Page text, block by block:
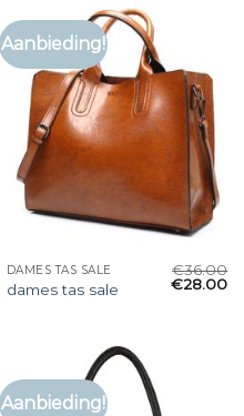
Aanbieding!
DAMES TAS SALE
dames tas sale
€36.00
€28.00
Aanbieding!